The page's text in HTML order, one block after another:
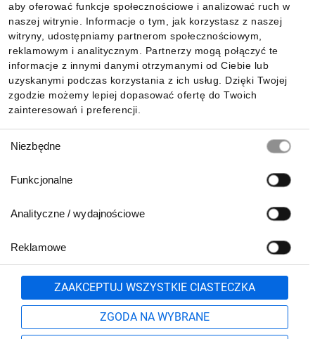
aby oferować funkcje społecznościowe i analizować ruch w
naszej witrynie. Informacje o tym, jak korzystasz z naszej
witryny, udostępniamy partnerom społecznościowym,
reklamowym i analitycznym. Partnerzy mogą połączyć te
informacje z innymi danymi otrzymanymi od Ciebie lub
uzyskanymi podczas korzystania z ich usług. Dzięki Twojej
zgodzie możemy lepiej dopasować ofertę do Twoich
zainteresowań i preferencji.
zgody
Niezbędne
Funkcjonalne
Analityczne / wydajnościowe
Reklamowe
ZAAKCEPTUJ WSZYSTKIE CIASTECZKA
ZGODA NA WYBRANE
Informacje
Pobierz naszą aplikację mobilną:
801 500 700 lub
71 37 61 600
Formularz kontaktowy